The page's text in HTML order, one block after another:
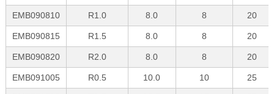
EMB090810 R1.0 8.0 8 20
EMB090815 R1.5 8.0 8 20
EMB090820 R2.0 8.0 8 20
EMB091005 R0.5 10.0 10 25